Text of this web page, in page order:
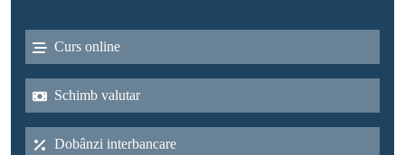
Curs online
Schimb valutar
Dobânzi interbancare